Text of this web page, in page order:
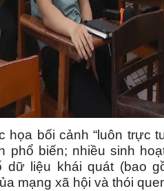
họa bối cảnh “luôn trực
phổ biến; nhiều sinh
dữ liệu khái quát (bao
mạng xã hội và thói